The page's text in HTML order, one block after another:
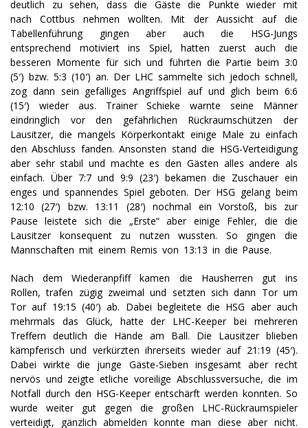
deutlich zu sehen, dass die Gäste die Punkte wieder mit
nach Cottbus nehmen wollten. Mit der Aussicht auf die
Tabellenführung gingen aber auch die HSG-Jungs
entsprechend motiviert ins Spiel, hatten zuerst auch die
besseren Momente für sich und führten die Partie beim 3:0
(5′) bzw. 5:3 (10′) an. Der LHC sammelte sich jedoch schnell,
zog dann sein gefälliges Angriffspiel auf und glich beim 6:6
(15′) wieder aus. Trainer Schieke warnte seine Männer
eindringlich vor den gefährlichen Rückraumschützen der
Lausitzer, die mangels Körperkontakt einige Male zu einfach
den Abschluss fanden. Ansonsten stand die HSG-Verteidigung
aber sehr stabil und machte es den Gästen alles andere als
einfach. Über 7:7 und 9:9 (23′) bekamen die Zuschauer ein
enges und spannendes Spiel geboten. Der HSG gelang beim
12:10 (27′) bzw. 13:11 (28′) nochmal ein Vorstoß, bis zur
Pause leistete sich die „Erste“ aber einige Fehler, die die
Lausitzer konsequent zu nutzen wussten. So gingen die
Mannschaften mit einem Remis von 13:13 in die Pause.
Nach dem Wiederanpfiff kamen die Hausherren gut ins
Rollen, trafen zügig zweimal und setzten sich dann Tor um
Tor auf 19:15 (40′) ab. Dabei begleitete die HSG aber auch
mehrmals das Glück, hatte der LHC-Keeper bei mehreren
Treffern deutlich die Hände am Ball. Die Lausitzer blieben
kämpferisch und verkürzten ihrerseits wieder auf 21:19 (45′).
Dabei wirkte die junge Gäste-Sieben insgesamt aber recht
nervös und zeigte etliche voreilige Abschlussversuche, die im
Notfall durch den HSG-Keeper entschärft werden konnten. So
wurde weiter gut gegen die großen LHC-Rückraumspieler
verteidigt, gänzlich abmelden konnte man diese aber nicht.